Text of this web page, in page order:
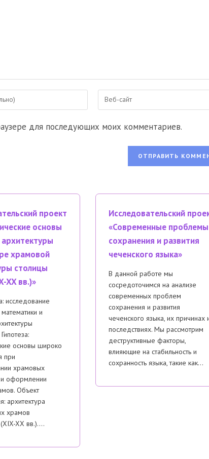
Введите
веб-
для последующих моих комментариев.
проект
основы
храмовой
столицы
XX вв.)»
исследование
и
основы широко
при
храмовых
оформлении
Объект
архитектура
храмов
XX вв.)….
Исследовательский
«Современные проблемы
сохранения и развития
чеченского языка»
В данной работе мы
сосредоточимся на анализе
современных проблем
сохранения и развития
чеченского языка, их причинах
последствиях. Мы рассмотрим
деструктивные факторы,
влияющие на стабильность и
сохранность языка, такие как…